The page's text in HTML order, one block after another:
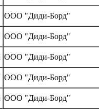
ООО "Диди-Борд"
ООО "Диди-Борд"
ООО "Диди-Борд"
ООО "Диди-Борд"
ООО "Диди-Борд"